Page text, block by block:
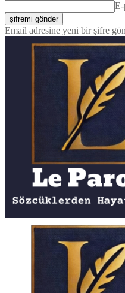
E-
Email adresine yeni bir şifre